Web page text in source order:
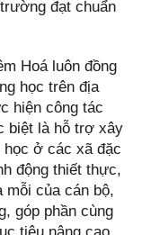
đạt chuẩn
Hoá luôn đồng
học trên địa
hiện công tác
biệt là hỗ trợ xây
ở các xã đặc
động thiết thực,
mỗi của cán bộ,
góp phần cùng